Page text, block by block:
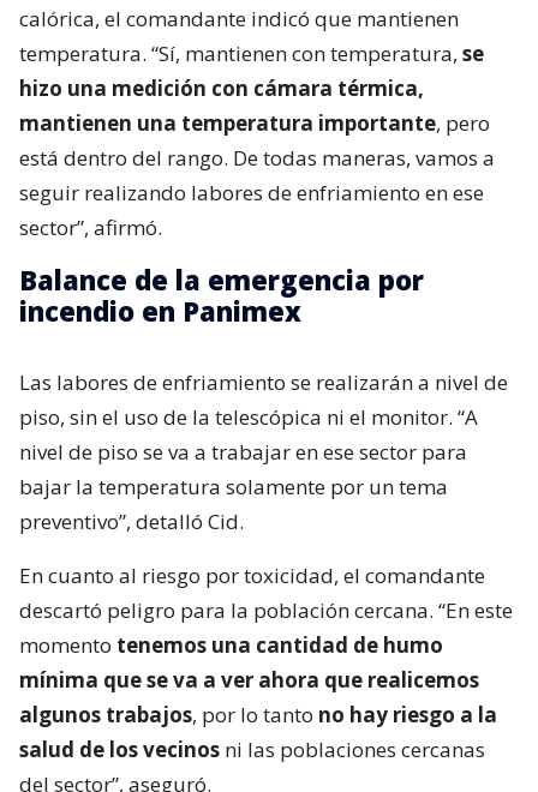
calórica, el comandante indicó que mantienen
temperatura. “Sí, mantienen con temperatura, se
hizo una medición con cámara térmica,
mantienen una temperatura importante, pero
está dentro del rango. De todas maneras, vamos a
seguir realizando labores de enfriamiento en ese
sector”, afirmó.
Balance de la emergencia por
incendio en Panimex
Las labores de enfriamiento se realizarán a nivel de
piso, sin el uso de la telescópica ni el monitor. “A
nivel de piso se va a trabajar en ese sector para
bajar la temperatura solamente por un tema
preventivo”, detalló Cid.
En cuanto al riesgo por toxicidad, el comandante
descartó peligro para la población cercana. “En este
momento tenemos una cantidad de humo
mínima que se va a ver ahora que realicemos
algunos trabajos, por lo tanto no hay riesgo a la
salud de los vecinos ni las poblaciones cercanas
del sector”, aseguró.